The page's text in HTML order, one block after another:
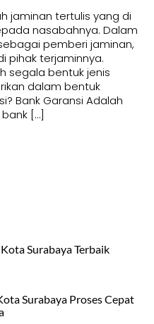
jaminan tertulis yang di
nasabahnya. Dalam
pemberi jaminan,
pihak terjaminnya.
segala bentuk jenis
dalam bentuk
Bank Garansi Adalah
[…]
Surabaya Terbaik
Surabaya Proses Cepat